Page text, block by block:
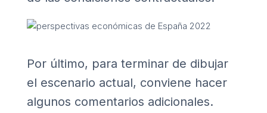
Por último, para terminar de dibujar
el escenario actual, conviene hacer
algunos comentarios adicionales.